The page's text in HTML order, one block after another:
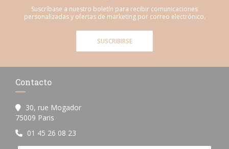
Suscríbase a nuestro boletín para recibir comunicaciones
personalizadas y ofertas de marketing por correo electrónico.
SUSCRIBIRSE
Contacto
30, rue Mogador
75009 Paris
01 45 26 08 23